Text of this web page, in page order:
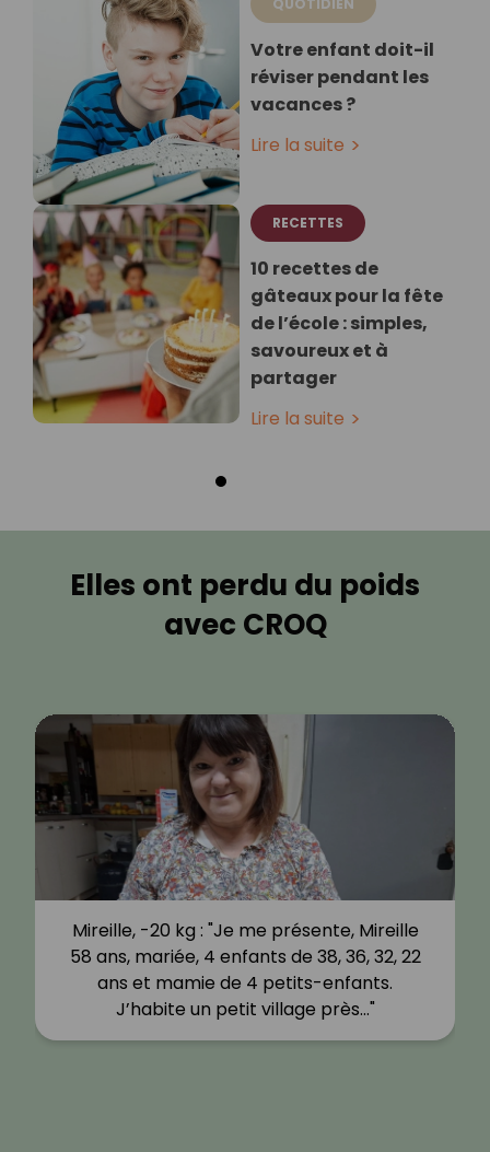
Votre enfant doit-il
réviser pendant les
vacances ?
Lire la suite
RECETTES
10 recettes de
gâteaux pour la fête
de l’école : simples,
savoureux et à
partager
Lire la suite
Elles ont perdu du poids
avec CROQ
Mireille, -20 kg : "Je me présente, Mireille
58 ans, mariée, 4 enfants de 38, 36, 32, 22
ans et mamie de 4 petits-enfants.
J’habite un petit village près…"